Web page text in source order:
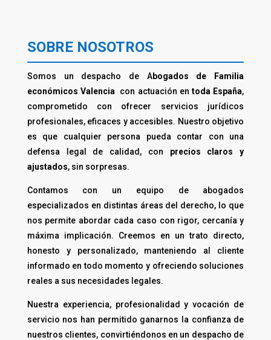
SOBRE NOSOTROS
Somos un despacho de Abogados de Familia
económicos Valencia
con actuación en toda España,
comprometido con ofrecer servicios jurídicos
profesionales, eficaces y accesibles. Nuestro objetivo
es que cualquier persona pueda contar con una
defensa legal de calidad, con precios claros y
ajustados, sin sorpresas.
Contamos con un equipo de abogados
especializados en distintas áreas del derecho, lo que
nos permite abordar cada caso con rigor, cercanía y
máxima implicación. Creemos en un trato directo,
honesto y personalizado, manteniendo al cliente
informado en todo momento y ofreciendo soluciones
reales a sus necesidades legales.
Nuestra experiencia, profesionalidad y vocación de
servicio nos han permitido ganarnos la confianza de
nuestros clientes, convirtiéndonos en un despacho de